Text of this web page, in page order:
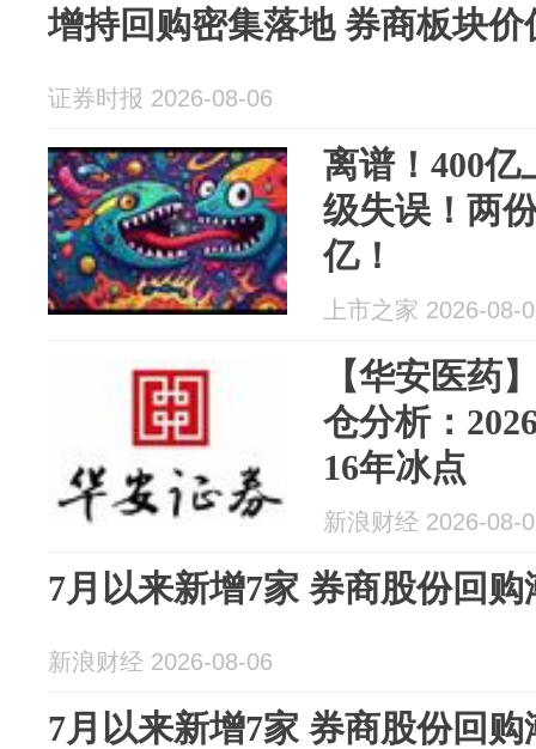
增持回购密集落地 券商板块
证券时报 2026-08-06
离谱！400亿
级失误！两
亿！
上市之家 2026-08-
【华安医药
仓分析：
16年冰点
新浪财经 2026-08-
7月以来新增7家 券商股份回购
新浪财经 2026-08-06
7月以来新增7家 券商股份回购